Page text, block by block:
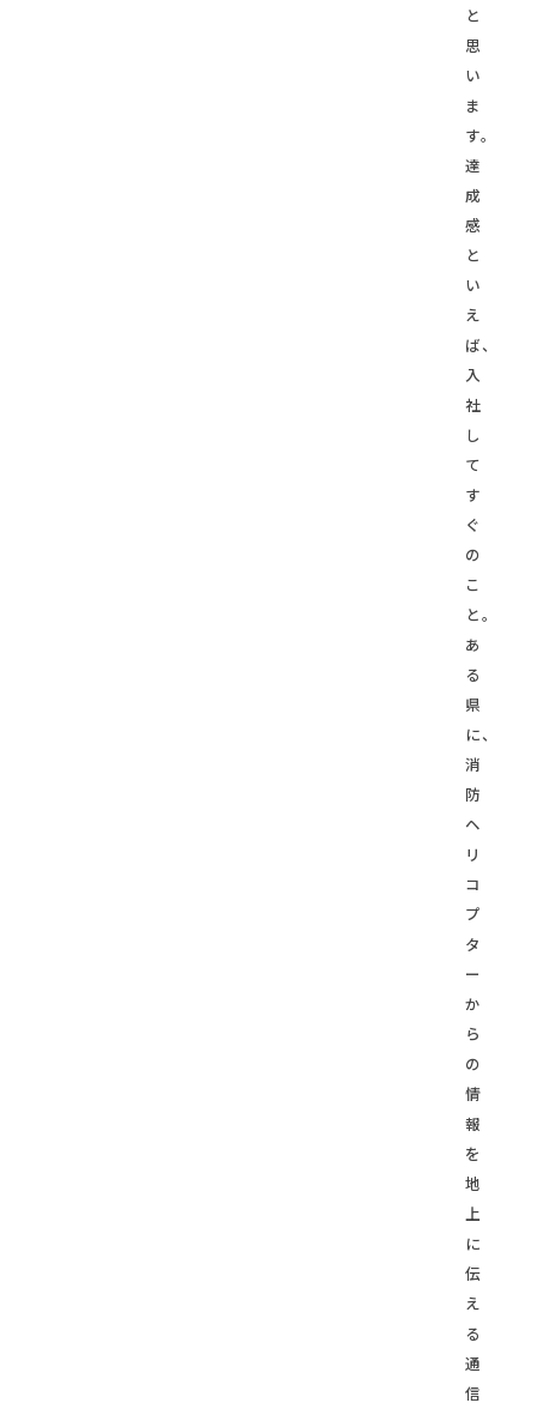
と
思
い
ま
す。
達
成
感
と
い
え
ば、
入
社
し
て
す
ぐ
の
こ
と。
あ
る
県
に、
消
防
ヘ
リ
コ
プ
タ
ー
か
ら
の
情
報
を
地
上
に
伝
え
る
通
信